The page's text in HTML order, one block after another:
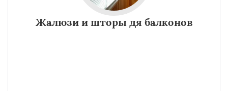
Жалюзи и шторы дя балконов